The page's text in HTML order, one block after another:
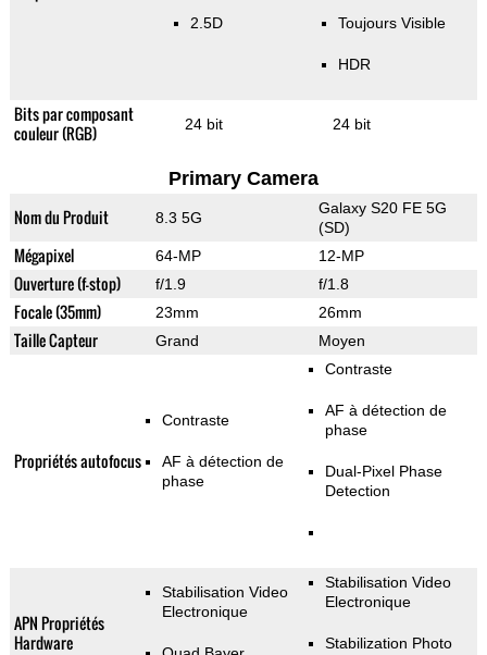
2.5D Toujours Visible
HDR
Bits par composant
couleur (RGB)
24 bit 24 bit
Primary Camera
Nom du Produit 8.3 5G
Galaxy S20 FE 5G
(SD)
Mégapixel 64-MP 12-MP
Ouverture (f-stop) f/1.9 f/1.8
Focale (35mm) 23mm 26mm
Taille Capteur Grand Moyen
Propriétés autofocus
Contraste
AF à détection de
phase
Contraste
AF à détection de
phase
Dual-Pixel Phase
Detection
APN Propriétés
Hardware
Stabilisation Video
Electronique
Stabilisation Video
Electronique
Stabilization Photo